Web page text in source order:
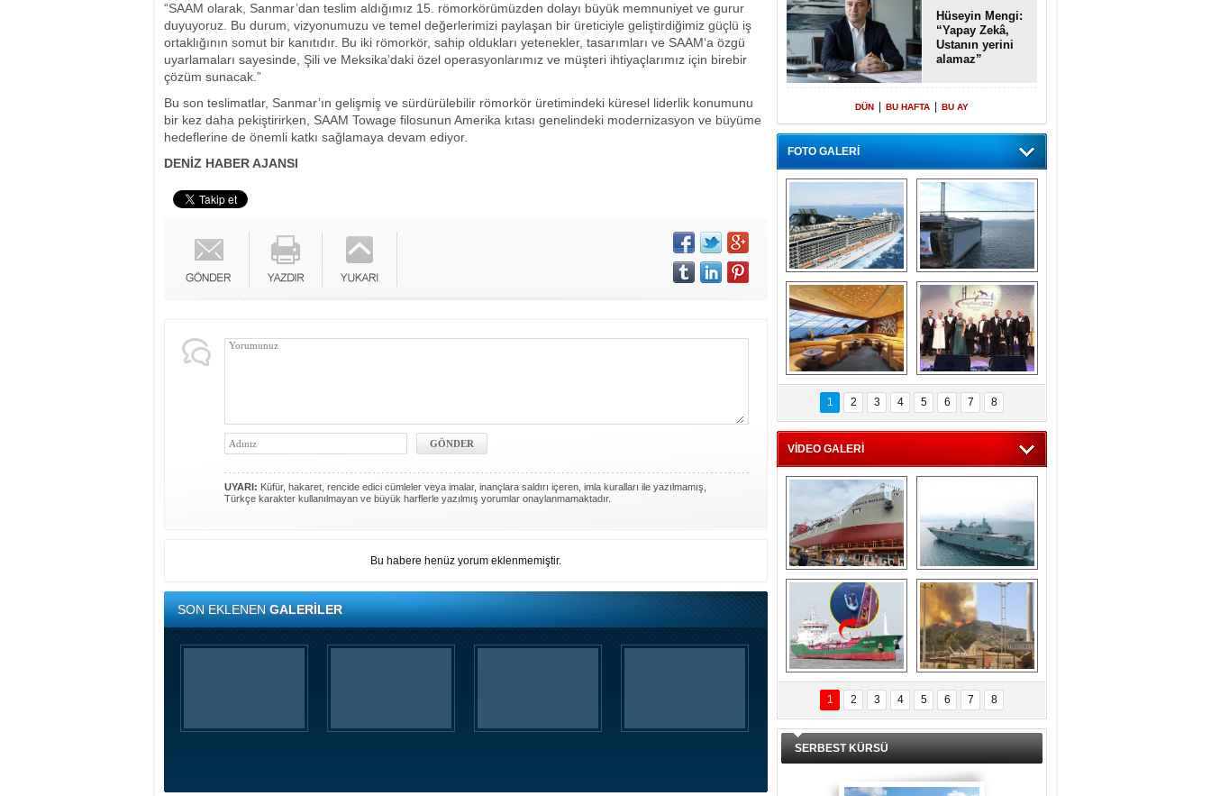
“SAAM olarak, Sanmar’dan teslim aldığımız 15. römorkörümüzden dolayı büyük memnuniyet ve gurur
duyuyoruz. Bu durum, vizyonumuzu ve temel değerlerimizi paylaşan bir üreticiyle geliştirdiğimiz güçlü iş
ortaklığının somut bir kanıtıdır. Bu iki römorkör, sahip oldukları yetenekler, tasarımları ve SAAM‘a özgü
uyarlamaları sayesinde, Şili ve Meksika’daki özel operasyonlarımız ve müşteri ihtiyaçlarımız için birebir
çözüm sunacak.”
Bu son teslimatlar, Sanmar’ın gelişmiş ve sürdürülebilir römorkör üretimindeki küresel liderlik konumunu
bir kez daha pekiştirirken, SAAM Towage filosunun Amerika kıtası genelindeki modernizasyon ve büyüme
hedeflerine de önemli katkı sağlamaya devam ediyor.
DENİZ HABER AJANSI
UYARI: Küfür, hakaret, rencide edici cümleler veya imalar, inançlara saldırı içeren, imla kuralları ile yazılmamış,
Türkçe karakter kullanılmayan ve büyük harflerle yazılmış yorumlar onaylanmamaktadır.
Bu habere henüz yorum eklenmemiştir.
SON EKLENENGALERİLER
Hüseyin Mengi:
“Yapay Zekâ,
Ustanın yerini
alamaz”
DÜN BU HAFTA BU AY
FOTO GALERİ
“Gemi içinde gemi”
konsepti ile MSC
Splendida
Dünyada tek!
Denizaltı yüzer
havuzu intikal
seyrine başladı
MSC'den 55 milyon
euroluk turizm geliri
müjdesi
5. Bosphorus Ship
Brokers Dinner,
İstanbul’da yapıldı
1 2 3 4 5 6 7 8
VİDEO GALERİ
Çeksan Tersanesi,
Başaran Bayrak
tankerini suya
indirdi
TCG Anadolu,
tersane teknik
seyrini tamamladı
Göçmenlerin
imdadına Türk
sahipli MINA DENIZ
yetişti
Milas’taki yangın
yeniden termik
santrallere doğru
ilerliyor
1 2 3 4 5 6 7 8
SERBEST KÜRSÜ